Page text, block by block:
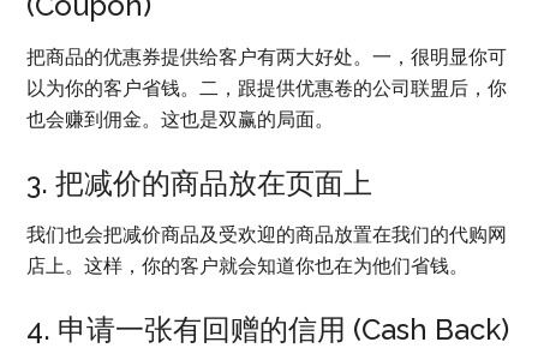
把商品的优惠券提供给客户有两大好处。一，很明显你可
以为你的客户省钱。二，跟提供优惠卷的公司联盟后，你
也会赚到佣金。这也是双赢的局面。
3. 把减价的商品放在页面上
我们也会把减价商品及受欢迎的商品放置在我们的代购网
店上。这样，你的客户就会知道你也在为他们省钱。
4. 申请一张有回赠的信用 (Cash Back)